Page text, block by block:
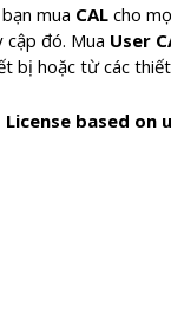
mua CAL cho
đó. Mua User
bị hoặc từ các
License based on